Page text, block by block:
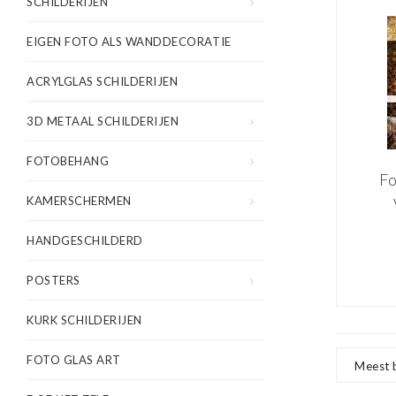
EIGEN FOTO ALS WANDDECORATIE
ACRYLGLAS SCHILDERIJEN
3D METAAL SCHILDERIJEN
FOTOBEHANG
KAMERSCHERMEN
HANDGESCHILDERD
POSTERS
KURK SCHILDERIJEN
FOTO GLAS ART Meest